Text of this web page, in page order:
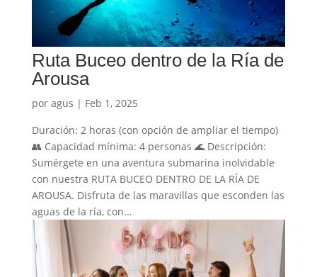
Ruta Buceo dentro de la Ría de
Arousa
por agus | Feb 1, 2025
Duración: 2 horas (con opción de ampliar el tiempo)
👥 Capacidad mínima: 4 personas 🌊 Descripción:
Sumérgete en una aventura submarina inolvidable
con nuestra RUTA BUCEO DENTRO DE LA RÍA DE
AROUSA. Disfruta de las maravillas que esconden las
aguas de la ría, con...